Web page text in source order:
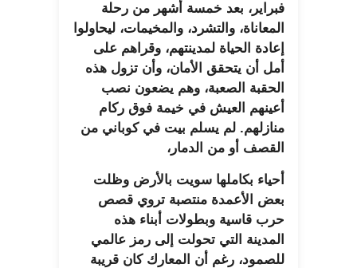
فبراير، بعد خمسة أشهر من رحلة
المعاناة، والتشرد، والمخيمات، ليحاولوا
إعادة الحياة لمدينتهم، وقراهم على
أمل أن يتحقق الأمان، وأن تزول هذه
الحقبة الصعبة، وهم يضعون نصب
أعينهم العيش في خيمة فوق ركام
منازلهم. لم يسلم بيت في كوباني من
القصف أو من الدمار،
أحياء بكاملها سويت بالأرض وظلت
بعض الأعمدة منتصبة تروي قصص
حرب قاسية وبطولات أبناء هذه
المدينة التي تحولت إلى رمز عالمي
للصمود، رغم أن المعارك كان قريبة